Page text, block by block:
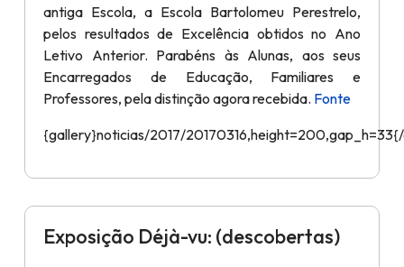
antiga Escola, a Escola Bartolomeu Perestrelo,
pelos resultados de Excelência obtidos no Ano
Letivo Anterior. Parabéns às Alunas, aos seus
Encarregados de Educação, Familiares e
Professores, pela distinção agora recebida. Fonte
{gallery}noticias/2017/
Exposição Déjà-vu: (descobertas)